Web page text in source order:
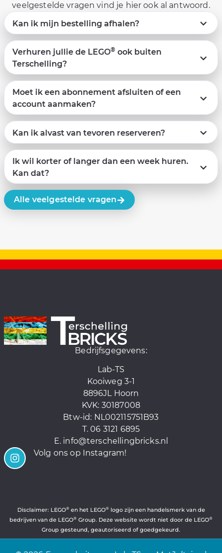
veelgestelde vragen vind je hier ook al antwoord.
Kan ik mijn bestelling afhalen?
Verhuren jullie de LEGO® ook buiten
Terschelling?
Moet ik een abonnement afsluiten of een
account aanmaken?
Kan ik alvast van tevoren reserveren?
Ik wil korter of langer dan een week huren.
Kan dat?
Alle veelgestelde vragen
Bedrijfsgegevens:
Lab-TS
Kooiweg 3-1
8896JL Hoorn
KVK: 30187008
Btw-id: NL002115751B93
T. 06 3121 6895
E. info@terschellingbricks.nl
Volg ons op Instagram!
Disclaimer: LEGO®en het LEGO®logo zijn een handelsmerk van de
bedrijven van de LEGO® Group. Deze website wordt niet door de LEGO®
Group gesteund, geautoriseerd of goedgekeurd.